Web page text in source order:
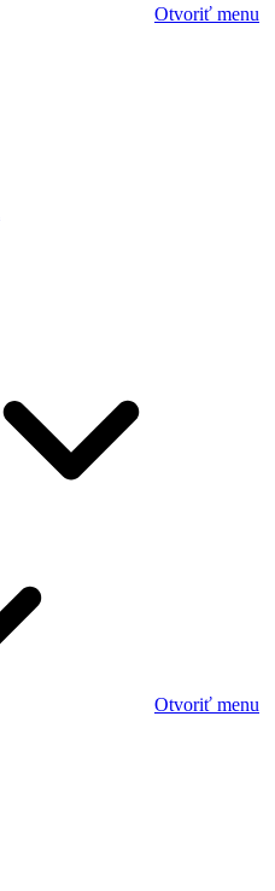
Otvoriť menu
Otvoriť menu